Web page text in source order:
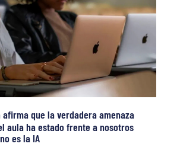
afirma que la verdadera amenaza
aula ha estado frente a nosotros
es la IA